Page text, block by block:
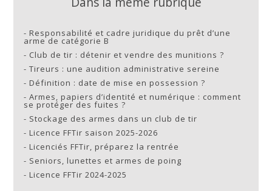
-Responsabilité et cadre juridique du prêt d’une
arme de catégorie B
- Club de tir : détenir et vendre des munitions ?
-Tireurs : une audition administrative sereine
-Définition : date de mise en possession ?
-Armes, papiers d’identité et numérique : comment
se protéger des fuites ?
- Stockage des armes dans un club de tir
-Licence FFTir saison 2025-2026
-Licenciés FFTir, préparez la rentrée
- Seniors, lunettes et armes de poing
-Licence FFTir 2024-2025